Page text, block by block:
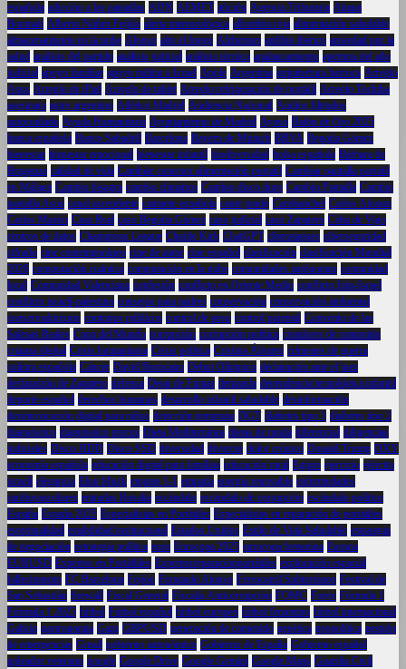
española adicción a las pantallas ADN AEMET afición Agencia Tributaria Aitana
Bonmatí Alberto Núñez Feijóo alerta meteorológica alfombra roja alimentación saludable
almacenamiento en la nube Alonso alto el fuego Alzheimer anfibio ibérico ansiedad por la
salud análisis del partido análisis judicial análisis técnico apalancamiento apertura del año
judicial apoyo familiar apoyo militar a Israel Apple Argentina arquitectura barroca Arreglo
Asus Arreglo de iPad Arreglo de tablet Arreglo refrigeración de portátil Arreglo Toshiba
asesinato astro argentino Atlético Madrid Audiencia Nacional Audios filtrados
autocuidado Ayuda Humanitaria Ayuntamiento de Madrid Ayuso Balón de Oro 2025
banca española Banco Sabadell Barcelona Bayern de Múnich BBVA Begoña Gómez
bienestar bienestar emocional bienestar infantil biodiversidad bolsa española Bárbara de
Braganza calidad de vida Cambiar conector alimentación portatil Cambiar pantalla portátil
en Málaga Cambio bisagra cambio climático Cambio disco duro Cambio Pantalla Cambio
pantalla Asus canal ascendente cantante española cante jondo Carabanchel Carlos Alcaraz
Carlos Mazón Casa Real caso Begoña Gómez caso judicial caso Zapatero Celta de Vigo
centros de datos Champions League Charlie Kirk ChatGPT ciberataques ciberseguridad
cifrado cine contemporáneo cine de autor cine español clasificación clasificación Mundial
2026 computación cuántica computación en la nube comunidades autónomas comunidad
local Comunidad Valenciana confesión conflicto en Oriente Medio conflicto Irán-Israel
conflicto israelí-palestino consejos para padres conservación conservación ambiental
conservadurismo contratos públicos control de peso control parental Convento de las
Salesas Reales Copa del Mundo corrupción corrupción política creadores de contenido
crianza digital Crisis humanitaria Crisis política Cristina Álvarez crímenes de guerra
cultura española Cáncer David Broncano Debut Olímpico declaración ante el juez
declaración de Zapatero defensa Dejar de Fumar demanda dependencia tecnológica infantil
deporte español derechos humanos desarrollo infantil saludable desinformación
desintoxicación digital para niños detección temprana DGT diabetes tipo 1 diabetes tipo 2
diagnóstico diagnóstico precoz Dieta Mediterránea dietas de moda diferencial diligencias
judiciales Disco HDD Disco SSD diversidad divorcio dolor crónico Donald Trump DXY
economía española educación digital para familias educación rural Egipto ejercicio ejército
israelí elegancia Elon Musk empate 1-1 empatía energía renovable enfermedades
cardiovasculares entradas Rosalía escándalo escándalo de corrupción escándalo político
España España 2025 Especialistas en Portátiles Especialistas en reparación de portátiles
espiritualidad estabilidad institucional Estados Unidos Estilo de Vida Saludable estrategia
de negociación estrategia política euro Eurocopa 2025 eurocopa femenina Europa
EURUSD Expertos en Portátliles Expertosreparacionportátiles exploración espacial
fallecimiento FC Barcelona Feijóo Fernando Alonso Ferrocarril Subterráneo Festival de
San Sebastián firewall Fiscal General Fiscalía Anticorrupción FOMC Forex Fórmula 1
Fórmula 1 2025 fútbol Fútbol español fútbol europeo fútbol femenino fútbol internacional
Galicia gastronomía Gaza GBPUSD generación de contenido genética geopolítica gestión
de emergencias Gmail gobierno autonómico Gobierno de España Gobierno español
goleador veterano google Google Drive Google Gemini Google Maps Guardia Civil